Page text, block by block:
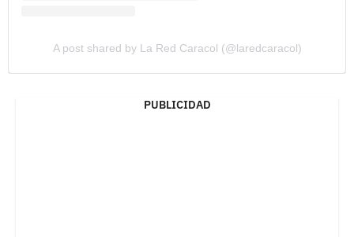
A post shared by La Red Caracol (@laredcaracol)
PUBLICIDAD